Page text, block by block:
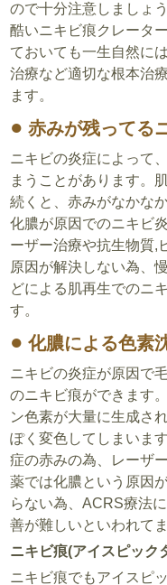
ので十分注意しましょう
酷いニキビ痕クレータ
ておいても一生自然に
治療など適切な根本治
ます。
赤みが残ってる
ニキビの炎症によって
まうことがあります。
続くと、赤みがなかな
化膿が原因でのニキビ
ーザー治療や抗生物質,
原因が解決しない為、
どによる肌再生でのニ
す。
化膿による色素
ニキビの炎症が原因で
のニキビ痕ができます
ン色素が大量に生成さ
ぽく変色してしまいま
症の赤みの為、レーザ
薬では化膿という原因
らない為、ACRS療法
善が難しいといわれてま
ニキビ痕(アイスピック
ニキビ痕でもアイスピ